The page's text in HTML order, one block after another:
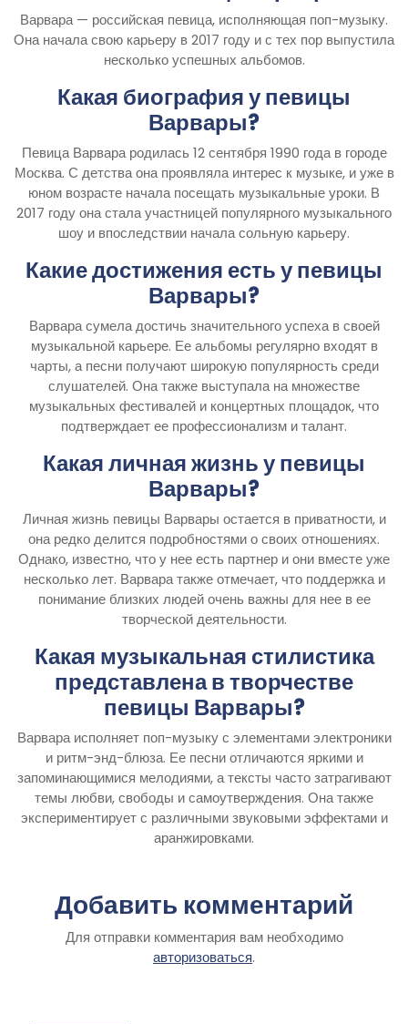
Варвара — российская певица, исполняющая поп-музыку.
Она начала свою карьеру в 2017 году и с тех пор выпустила
несколько успешных альбомов.
Какая биография у певицы
Варвары?
Певица Варвара родилась 12 сентября 1990 года в городе
Москва. С детства она проявляла интерес к музыке, и уже в
юном возрасте начала посещать музыкальные уроки. В
2017 году она стала участницей популярного музыкального
шоу и впоследствии начала сольную карьеру.
Какие достижения есть у певицы
Варвары?
Варвара сумела достичь значительного успеха в своей
музыкальной карьере. Ее альбомы регулярно входят в
чарты, а песни получают широкую популярность среди
слушателей. Она также выступала на множестве
музыкальных фестивалей и концертных площадок, что
подтверждает ее профессионализм и талант.
Какая личная жизнь у певицы
Варвары?
Личная жизнь певицы Варвары остается в приватности, и
она редко делится подробностями о своих отношениях.
Однако, известно, что у нее есть партнер и они вместе уже
несколько лет. Варвара также отмечает, что поддержка и
понимание близких людей очень важны для нее в ее
творческой деятельности.
Какая музыкальная стилистика
представлена в творчестве
певицы Варвары?
Варвара исполняет поп-музыку с элементами электроники
и ритм-энд-блюза. Ее песни отличаются яркими и
запоминающимися мелодиями, а тексты часто затрагивают
темы любви, свободы и самоутверждения. Она также
экспериментирует с различными звуковыми эффектами и
аранжировками.
Добавить комментарий
Для отправки комментария вам необходимо
авторизоваться.